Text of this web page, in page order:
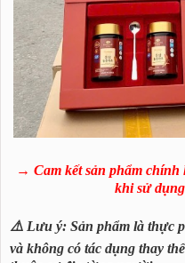
→ Cam kết sản phẩm chính
khi sử
⚠️ Lưu ý: Sản phẩm là thực
và không có tác dụng thay